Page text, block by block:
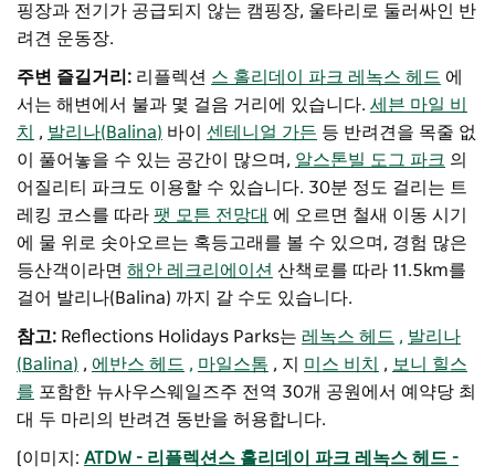
핑장과 전기가 공급되지 않는 캠핑장, 울타리로 둘러싸인 반
려견 운동장.
주변 즐길거리: 리플렉션 스 홀리데이 파크 레녹스 헤드 에
서는 해변에서 불과 몇 걸음 거리에 있습니다. 세븐 마일 비
치
, 발리나(Balina) 바이 센테니얼 가든 등 반려견을 목줄 없
이 풀어놓을 수 있는 공간이 많으며, 알스톤빌 도그 파크 의
어질리티 파크도 이용할 수 있습니다. 30분 정도 걸리는 트
레킹 코스를 따라 팻 모튼 전망대 에 오르면 철새 이동 시기
에 물 위로 솟아오르는 혹등고래를 볼 수 있으며, 경험 많은
등산객이라면 해안 레크리에이션 산책로를 따라 11.5km를
걸어 발리나(Balina) 까지 갈 수도 있습니다.
참고: Reflections Holidays Parks는 레녹스 헤드 , 발리나
(Balina) , 에반스 헤드 , 마일스톰 , 지 미스 비치 , 보니 힐스
를 포함한 뉴사우스웨일즈주 전역 30개 공원에서 예약당 최
대 두 마리의 반려견 동반을 허용합니다.
[이미지: ATDW - 리플렉션스 홀리데이 파크 레녹스 헤드 -